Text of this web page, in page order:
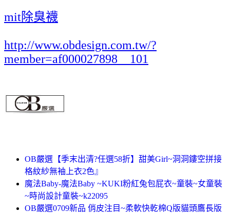
mit除臭襪
http://www.obdesign.com.tw/?
member=af000027898__101
OB嚴選【季末出清?任選58折】甜美Girl~洞洞鏤空拼接
格紋紗無袖上衣2色』
魔法Baby-魔法Baby ~KUKI粉紅兔包屁衣~童裝~女童裝
~時尚設計童裝~k22095
OB嚴選0709新品 俏皮注目~柔軟快乾棉Q版貓頭鷹長版